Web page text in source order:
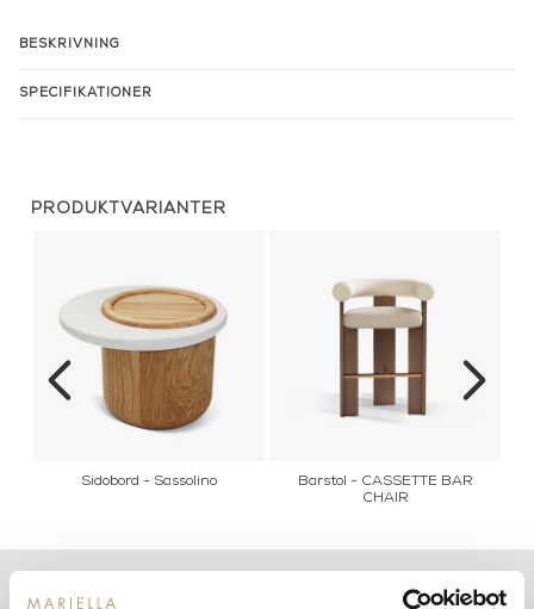
BESKRIVNING
SPECIFIKATIONER
PRODUKTVARIANTER
Sidobord - Sassolino
Barstol - CASSETTE BAR
CHAIR